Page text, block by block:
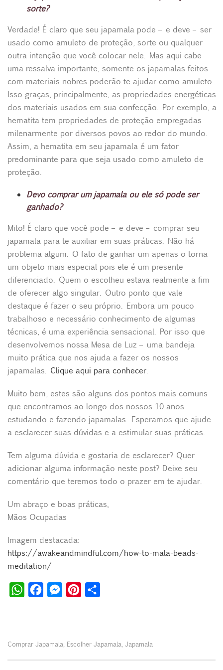
sorte?
Verdade! É claro que seu japamala pode – e deve – ser
usado como amuleto de proteção, sorte ou qualquer
outra intenção que você colocar nele. Mas aqui cabe
uma ressalva importante, somente os japamalas feitos
com materiais nobres poderão te ajudar como amuleto.
Isso graças, principalmente, as propriedades energéticas
dos materiais usados em sua confecção. Por exemplo, a
hematita tem propriedades de proteção empregadas
milenarmente por diversos povos ao redor do mundo.
Assim, a hematita em seu japamala é um fator
predominante para que seja usado como amuleto de
proteção.
Devo comprar um japamala ou ele só pode ser
ganhado?
Mito! É claro que você pode – e deve – comprar seu
japamala para te auxiliar em suas práticas. Não há
problema algum. O fato de ganhar um apenas o torna
um objeto mais especial pois ele é um presente
diferenciado. Quem o escolheu estava realmente a fim
de oferecer algo singular. Outro ponto que vale
destaque é fazer o seu próprio. Embora um pouco
trabalhoso e necessário conhecimento de algumas
técnicas, é uma experiência sensacional. Por isso que
desenvolvemos nossa Mesa de Luz – uma bandeja
muito prática que nos ajuda a fazer os nossos
japamalas. Clique aqui para conhecer.
Muito bem, estes são alguns dos pontos mais comuns
que encontramos ao longo dos nossos 10 anos
estudando e fazendo japamalas. Esperamos que ajude
a esclarecer suas dúvidas e a estimular suas práticas.
Tem alguma dúvida e gostaria de esclarecer? Quer
adicionar alguma informação neste post? Deixe seu
comentário que teremos todo o prazer em te ajudar.
Um abraço e boas práticas,
Mãos Ocupadas
Imagem destacada:
https://awakeandmindful.com/how-to-mala-beads-
meditation/
W
s
A
b
o
M
e
n
e
r
e
Comprar Japamala, Escolher Japamala, Japamala